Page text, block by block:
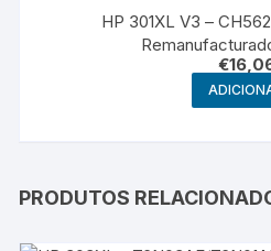
HP 301XL V3 –
€
PRODUTOS